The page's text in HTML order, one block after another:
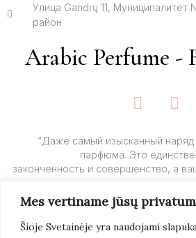
Mes vertiname jūsų
Šioje Svetainėje yra naudojami
Улица Gandrų 11, Муниципалитет
район
Arabic Perfume
F
a
e
b
o
o
k
-
I
n
t
a
g
r
a
m
“Даже самый изысканный наряд
парфюма. Это
законченность и совершенство, а